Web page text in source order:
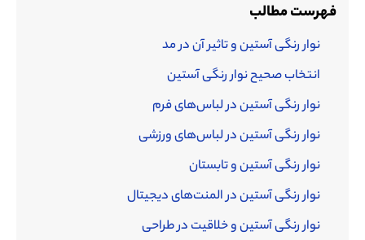
فهرست مطالب
نوار رنگی آستین و تاثیر آن در مد
انتخاب صحیح نوار رنگی آستین
نوار رنگی آستین در لباس‌های فرم
نوار رنگی آستین در لباس‌های ورزشی
نوار رنگی آستین و تابستان
نوار رنگی آستین در المنت‌های دیجیتال
نوار رنگی آستین و خلاقیت در طراحی